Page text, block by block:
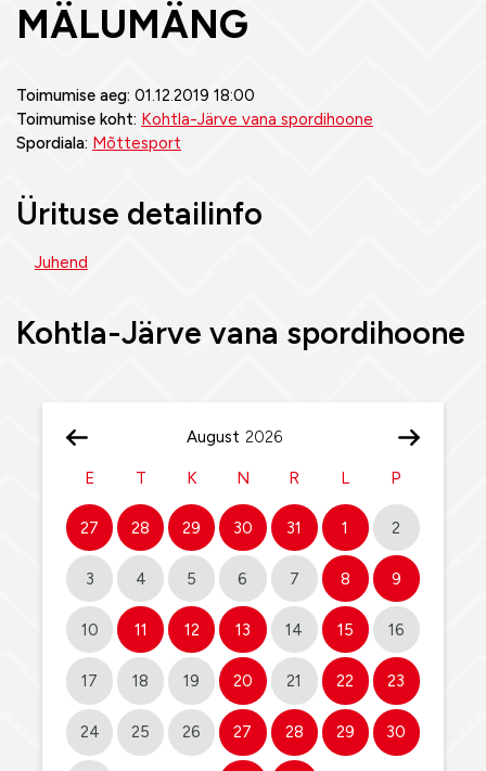
August
E T K N R L P
27 28 29 30 31 1 2
3 4 5 6 7 8 9
10 11 12 13 14 15 16
17 18 19 20 21 22 23
24 25 26 27 28 29 30
MÄLUMÄNG
Toimumise aeg: 01.12.2019 18:00
Toimumise koht: Kohtla-Järve vana spordihoone
Spordiala: Mõttesport
Ürituse detailinfo
Juhend
Kohtla-Järve vana spordihoone